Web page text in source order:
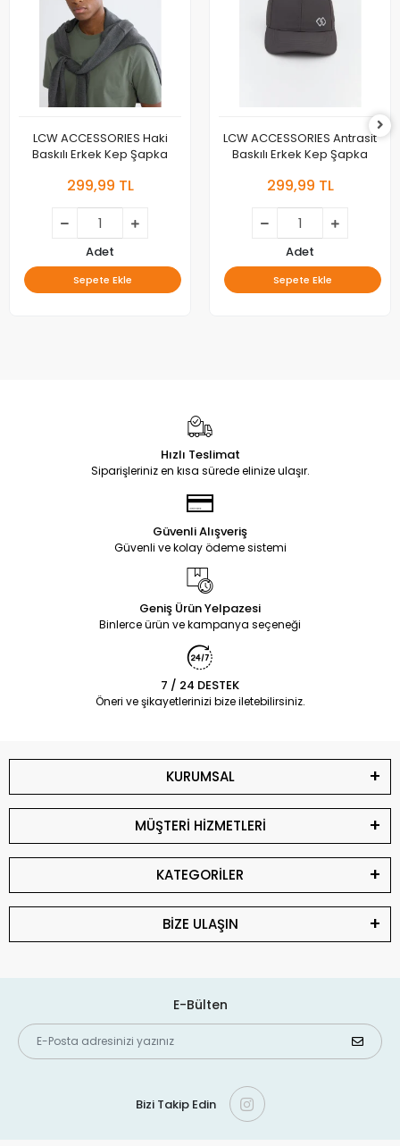
LCW ACCESSORIES Haki
Baskılı Erkek Kep Şapka
299,99 TL
Adet
Sepete Ekle
LCW ACCESSORIES Antrasit
Baskılı Erkek Kep Şapka
299,99 TL
Adet
Sepete Ekle
Hızlı Teslimat
Siparişleriniz en kısa sürede elinize ulaşır.
Güvenli Alışveriş
Güvenli ve kolay ödeme sistemi
Geniş Ürün Yelpazesi
Binlerce ürün ve kampanya seçeneği
7 / 24 DESTEK
Öneri ve şikayetlerinizi bize iletebilirsiniz.
KURUMSAL
MÜŞTERİ HİZMETLERİ
KATEGORİLER
BİZE ULAŞIN
E-Bülten
Bizi Takip Edin